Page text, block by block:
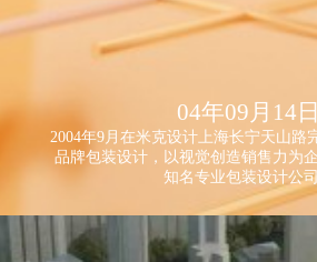
04年09月14日
2004年9月在米克设计上海长宁天山路
品牌包装设计，以视觉创造销售力为
知名专业包装设计公